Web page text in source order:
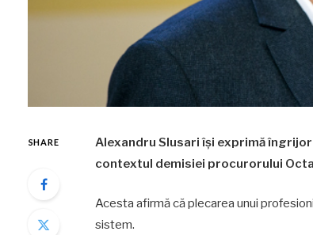
SHARE
Alexandru Slusari își exprimă
contextul demisiei procurorului
Acesta afirmă că plecarea unui
sistem.